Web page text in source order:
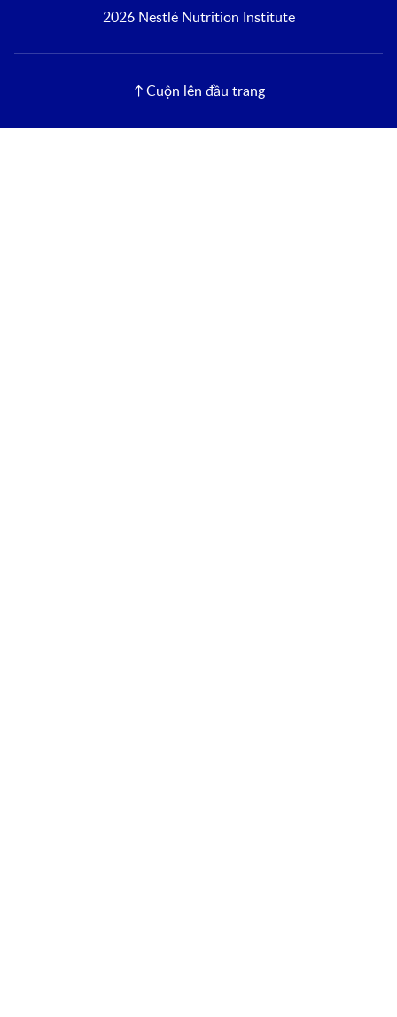
2026 Nestlé Nutrition Institute
Cuộn lên đầu trang